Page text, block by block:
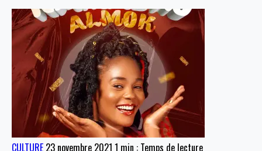
CULTURE 23 novembre 2021 1 min : Temps de lecture